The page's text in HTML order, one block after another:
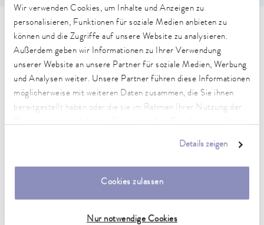
Wir verwenden Cookies, um Inhalte und Anzeigen zu
personalisieren, Funktionen für soziale Medien anbieten zu
können und die Zugriffe auf unsere Website zu analysieren.
Außerdem geben wir Informationen zu Ihrer Verwendung
unserer Website an unsere Partner für soziale Medien, Werbung
und Analysen weiter. Unsere Partner führen diese Informationen
möglicherweise mit weiteren Daten zusammen, die Sie ihnen
bereitgestellt haben oder die sie im Rahmen Ihrer Nutzung der
Details zeigen
Cookies zulassen
Nur notwendige Cookies
Technische Merkmale (nach
DIN 12876)
Arbeitstemperaturbereich
70 ... 300 °C
Betriebstemperaturbereich